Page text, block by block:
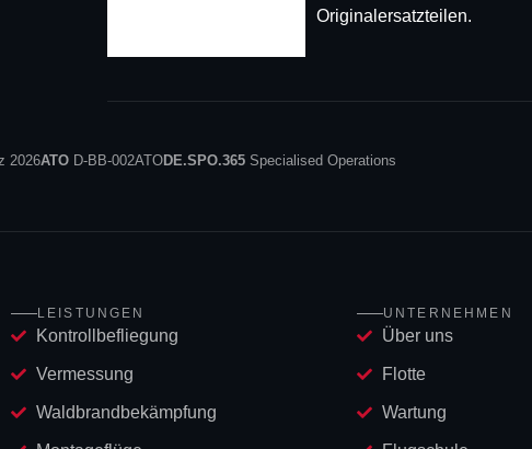
Originalersatzteilen.
2026ATO D-BB-002ATODE.SPO.365 Specialised Operations
LEISTUNGEN
Kontrollbefliegung
Vermessung
Waldbrandbekämpfung
UNTERNEHMEN
Über uns
Flotte
Wartung